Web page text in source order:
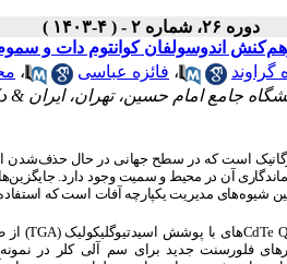
دوره ۲۶، شماره ۲ - ( ۴-۱۴۰۳ )
اندوسولفان کوانتوم دات و
گراوند ، فائزه عباسی ،
جامع امام حسین، تهران، ایران
است که در سطح جهانی در حال حذف‌شدن
آن در محیط و سمیت وجود دارد.
مدیریت یکپارچه آفات است که
CdTeهای با پوشش اسیدتیوگلیکولیک(TGA) از
فلورسنت جدید برای سم آلی کلر در